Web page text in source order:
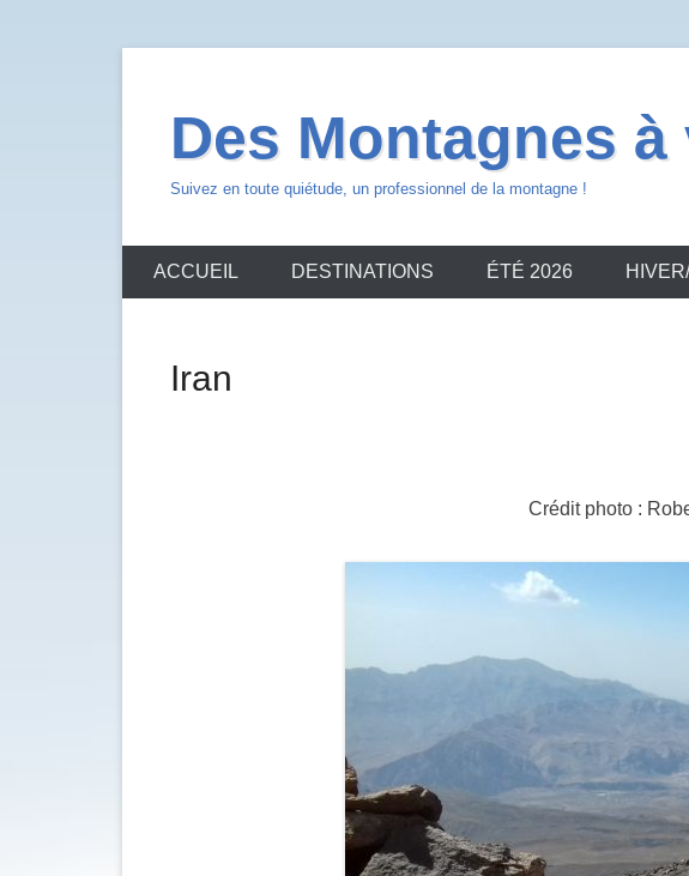
contenuDes Montagnes à
Suivez en toute quiétude, un professionnel de la montagne !
ACCUEIL DESTINATIONS ÉTÉ 2026
Iran
Crédit photo :